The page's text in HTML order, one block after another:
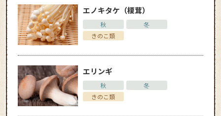
エノキタケ（榎茸）
秋
冬
きのこ類
エリンギ
秋
冬
きのこ類